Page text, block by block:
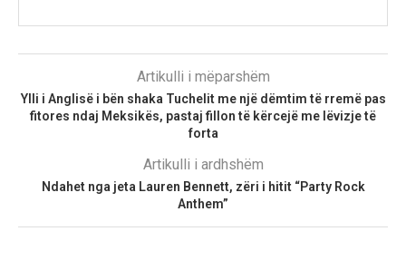
Artikulli i mëparshëm
Ylli i Anglisë i bën shaka Tuchelit me një dëmtim të rremë pas
fitores ndaj Meksikës, pastaj fillon të kërcejë me lëvizje të
forta
Artikulli i ardhshëm
Ndahet nga jeta Lauren Bennett, zëri i hitit “Party Rock
Anthem”